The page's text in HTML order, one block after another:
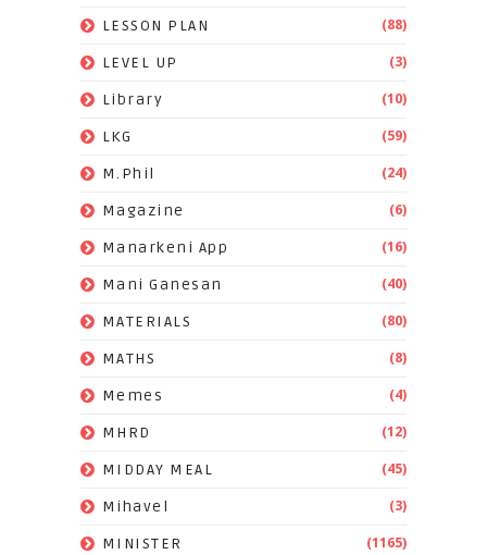
LESSON PLAN (88)
LEVEL UP (3)
Library (10)
LKG (59)
M.Phil (24)
Magazine (6)
Manarkeni App (16)
Mani Ganesan (40)
MATERIALS (80)
MATHS (8)
Memes (4)
MHRD (12)
MIDDAY MEAL (45)
Mihavel (3)
MINISTER (1165)